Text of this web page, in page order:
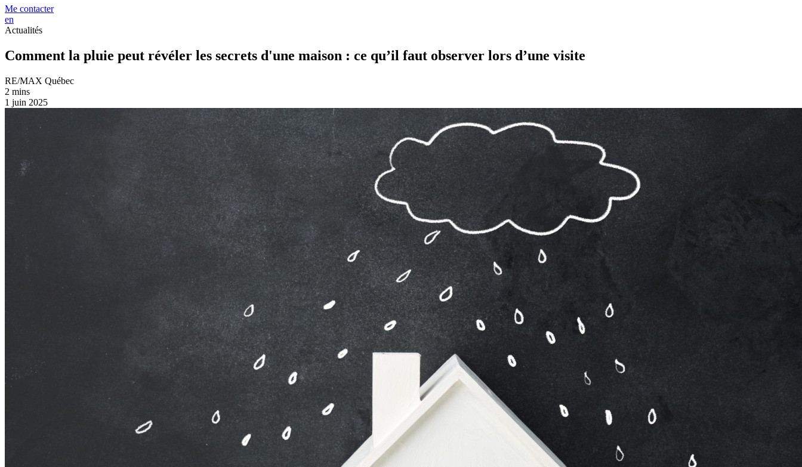
Me contacter
en
Actualités
Comment la pluie peut révéler les secrets d'une maison : ce qu’il faut observer lors d’une visite
RE/MAX Québec
2 mins
1 juin 2025